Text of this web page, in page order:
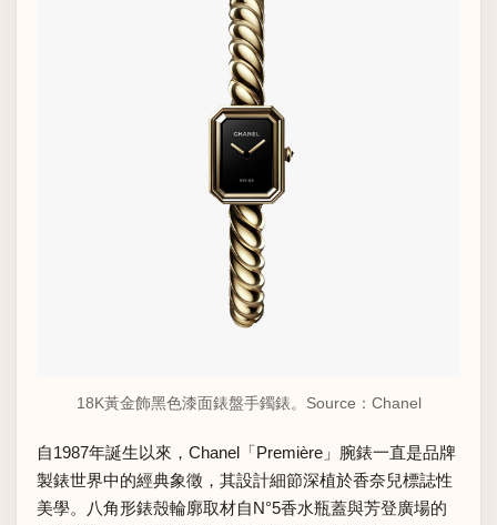
18K黃金飾黑色漆面錶盤手鐲錶。Source： Chanel
自1987年誕生以來，Chanel「Première」腕錶一直是品牌
製錶世界中的經典象徵，其設計細節深植於香奈兒標誌性
美學。八角形錶殼輪廓取材自N°5香水瓶蓋與芳登廣場的